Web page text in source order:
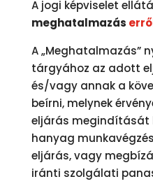
A jogi képviselet
meghatalmazás
A „Meghatalmazás”
tárgyához az adott
és/vagy annak a
beírni, melynek
eljárás megindítását
hanyag
eljárás, vagy
iránti szolgálati